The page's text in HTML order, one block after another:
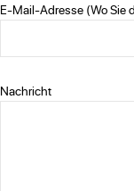
E-Mail-Adresse (Wo Sie
Nachricht